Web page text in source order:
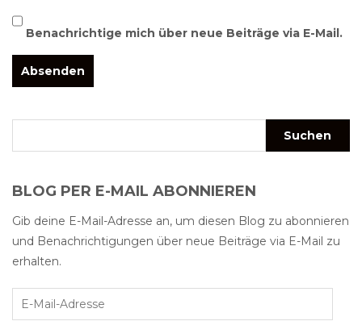
Benachrichtige mich über neue Beiträge via E-Mail.
BLOG PER E-MAIL ABONNIEREN
Gib deine E-Mail-Adresse an, um diesen Blog zu abonnieren
und Benachrichtigungen über neue Beiträge via E-Mail zu
erhalten.